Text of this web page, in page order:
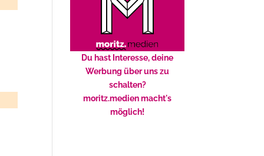
Du hast Interesse, deine
Werbung über uns zu
schalten?
moritz.medien macht's
möglich!